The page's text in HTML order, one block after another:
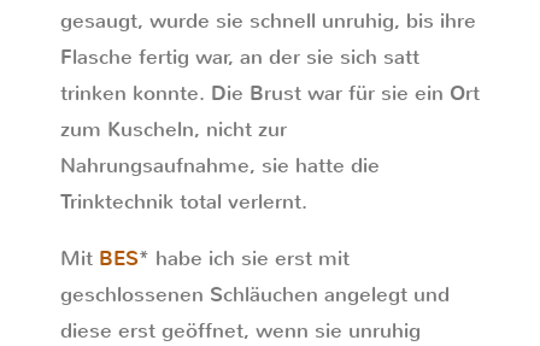
gesaugt, wurde sie schnell unruhig, bis ihre
Flasche fertig war, an der sie sich satt
trinken konnte. Die Brust war für sie ein Ort
zum Kuscheln, nicht zur
Nahrungsaufnahme, sie hatte die
Trinktechnik total verlernt.
Mit BES* habe ich sie erst mit
geschlossenen Schläuchen angelegt und
diese erst geöffnet, wenn sie unruhig